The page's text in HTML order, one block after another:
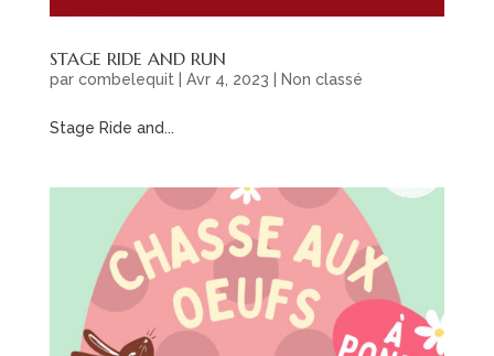
STAGE RIDE AND RUN
par combelequit Avr 4, 2023 Non classé
Stage Ride and...